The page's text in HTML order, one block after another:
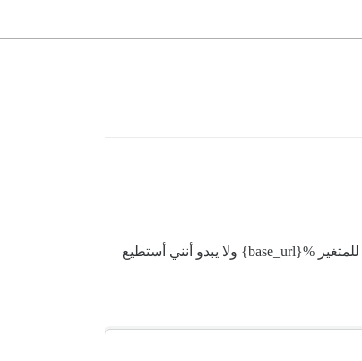
للمتغير %{base_url} ولا يبدو أنني أستطيع